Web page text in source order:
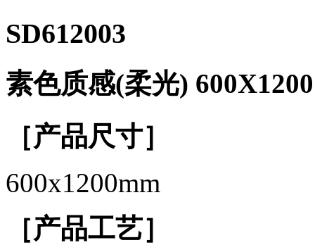
SD612003
素色质感(柔光) 600X1200
［产品尺寸］
600x1200mm
［产品工艺］